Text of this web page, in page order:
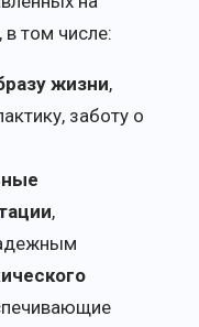
том числе:
жизни,
заботу о
,